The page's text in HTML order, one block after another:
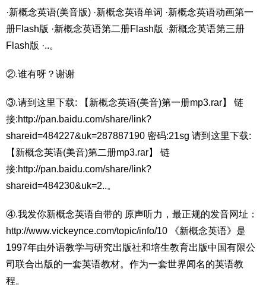
·新概念英语(美音版) ·新概念英语单词 ·新概念英语动画第一
册Flash版 ·新概念英语第二册Flash版 ·新概念英语第三册
Flash版 ·..。
②.谁有呀？谢谢
③.请到这里下载: 【新概念英语(美音)第一册mp3.rar】 链
接:http://pan.baidu.com/share/link?
shareid=484227&uk=287887190 密码:21sg 请到这里下载:
【新概念英语(美音)第二册mp3.rar】 链
接:http://pan.baidu.com/share/link?
shareid=484230&uk=2..。
④.我发你新概念英语自带的 原声听力，最正规的发音网址：
http://www.vickeynce.com/topic/info/10 《新概念英语》是
1997年由外语教学与研究出版社和培生教育出版中国有限公
司联合出版的一套英语教材。作为一套世界闻名的英语教
程。